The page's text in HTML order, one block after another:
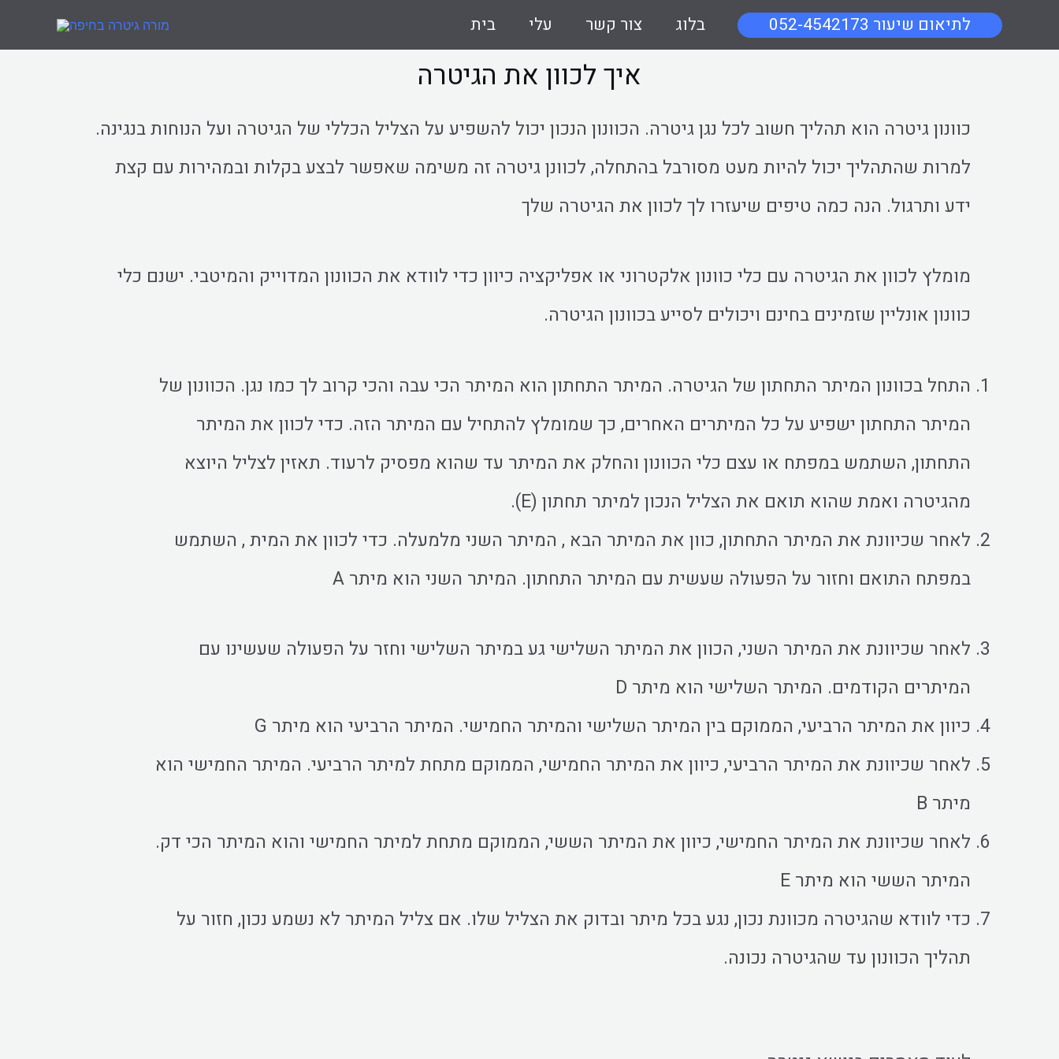
בית עלי צור קשר בלוג 052-4542173 לתיאום שיעור
איך לכוון את הגיטרה
כוונון גיטרה הוא תהליך חשוב לכל נגן גיטרה. הכוונון הנכון יכול להשפיע על הצליל הכללי של הגיטרה ועל הנוחות בנגינה.
למרות שהתהליך יכול להיות מעט מסורבל בהתחלה, לכוונן גיטרה זה משימה שאפשר לבצע בקלות ובמהירות עם קצת
ידע ותרגול. הנה כמה טיפים שיעזרו לך לכוון את הגיטרה שלך
מומלץ לכוון את הגיטרה עם כלי כוונון אלקטרוני או אפליקציה כיוון כדי לוודא את הכוונון המדוייק והמיטבי. ישנם כלי
כוונון אונליין שזמינים בחינם ויכולים לסייע בכוונון הגיטרה.
התחל בכוונון המיתר התחתון של הגיטרה. המיתר התחתון הוא המיתר הכי עבה והכי קרוב לך כמו נגן. הכוונון של
המיתר התחתון ישפיע על כל המיתרים האחרים, כך שמומלץ להתחיל עם המיתר הזה. כדי לכוון את המיתר
התחתון, השתמש במפתח או עצם כלי הכוונון והחלק את המיתר עד שהוא מפסיק לרעוד. תאזין לצליל היוצא
מהגיטרה ואמת שהוא תואם את הצליל הנכון למיתר תחתון (E).
לאחר שכיוונת את המיתר התחתון, כוון את המיתר הבא , המיתר השני מלמעלה. כדי לכוון את המית , השתמש
במפתח התואם וחזור על הפעולה שעשית עם המיתר התחתון. המיתר השני הוא מיתר A
לאחר שכיוונת את המיתר השני, הכוון את המיתר השלישי גע במיתר השלישי וחזר על הפעולה שעשינו עם
המיתרים הקודמים. המיתר השלישי הוא מיתר D
כיוון את המיתר הרביעי, הממוקם בין המיתר השלישי והמיתר החמישי. המיתר הרביעי הוא מיתר G
לאחר שכיוונת את המיתר הרביעי, כיוון את המיתר החמישי, הממוקם מתחת למיתר הרביעי. המיתר החמישי הוא
מיתר B
לאחר שכיוונת את המיתר החמישי, כיוון את המיתר הששי, הממוקם מתחת למיתר החמישי והוא המיתר הכי דק.
המיתר הששי הוא מיתר E
כדי לוודא שהגיטרה מכוונת נכון, נגע בכל מיתר ובדוק את הצליל שלו. אם צליל המיתר לא נשמע נכון, חזור על
תהליך הכוונון עד שהגיטרה נכונה.